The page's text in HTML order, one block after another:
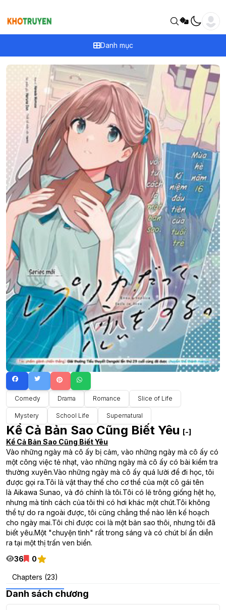
Danh mục
Comedy Drama Romance Slice of Life
Mystery School Life Supernatural
Kể Cả Bản Sao Cũng Biết Yêu [-]
Kể Cả Bản Sao Cũng Biết Yêu
Vào những ngày mà cô ấy bị cảm, vào những ngày mà cô ấy có
một công việc tẻ nhạt, vào những ngày mà cô ấy có bài kiểm tra
thường xuyên.Vào những ngày mà cô ấy quá lười để đi học, tôi
được gọi ra.Tôi là vật thay thế cho cơ thể của một cô gái tên
là Aikawa Sunao, và đó chính là tôi.Tôi có lẽ trông giống hệt họ,
nhưng mà tính cách của tôi thì có hơi khác một chút.Tôi không
thể tự do ra ngoài được, tôi cũng chẳng thể nào lên kế hoạch
cho ngày mai.Tôi chỉ được coi là một bản sao thôi, nhưng tôi đã
biết yêu.Một "chuyện tình" rất trong sáng và có chút bí ẩn diễn
ra tại một thị trấn ven biển.
36
0
Chapters (23)
Danh sách chương